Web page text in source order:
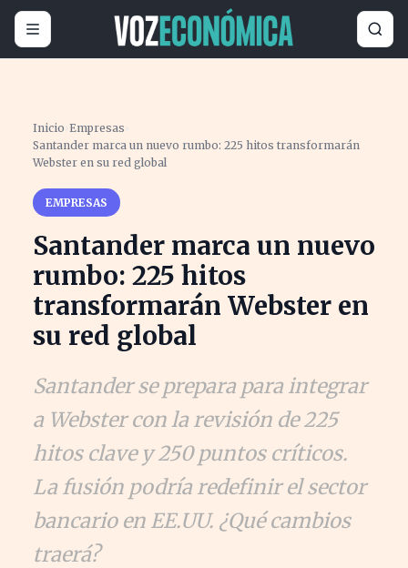
Inicio ›Empresas ›
Santander marca un nuevo rumbo: 225 hitos transformarán
Webster en su red global
EMPRESAS
Santander marca un nuevo
rumbo: 225 hitos
transformarán Webster en
su red global
Santander se prepara para integrar
a Webster con la revisión de 225
hitos clave y 250 puntos críticos.
La fusión podría redefinir el sector
bancario en EE.UU. ¿Qué cambios
traerá?